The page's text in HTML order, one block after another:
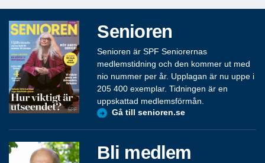
Senioren
Senioren är SPF Seniorernas
medlemstidning och den kommer ut med
nio nummer per år. Upplagan är nu uppe i
205 400 exemplar. Tidningen är en
uppskattad medlemsförmån.
Gå till senioren.se
Bli medlem